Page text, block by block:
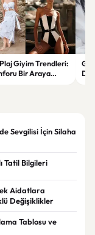
Giyim Trendleri:
Bir Araya
Sevgilisi İçin Silaha
Tatil Bilgileri
Aidatlara
Değişiklikler
Tablosu ve